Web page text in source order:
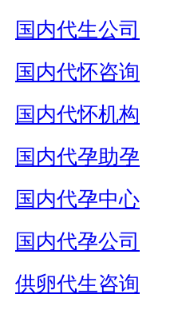
国内代生公司
国内代怀咨询
国内代怀机构
国内代孕助孕
国内代孕中心
国内代孕公司
供卵代生咨询